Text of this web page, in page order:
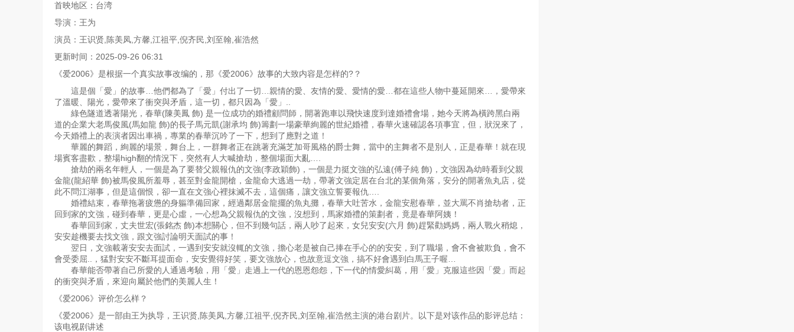
第091集
第099集 第100集
第107集 第108集 第109集 第110集 第111集 第112集 第113集 第114集
第115集 第116集 第117集 第118集 第119集 第120集 第121集 第122集
第123集 第124集 第125集 第126集 第127集 第128集 第129集 第130集
第131集 第132集 第133集 第134集 第135集 第136集 第137集 第138集
第139集 第140集 第141集 第142集 第143集 第144集 第145集
第147集 第148集 第149集 第150集 第151集 第152集 第153集 第154集
第155集 第156集 第157集
第163集 第164集 第165集 第166集 第167集 第168集 第169集 第170集
首映地区：台湾
导演：王为
演员：王识贤,陈美凤,方馨,江祖平,倪齐民,刘至翰,崔浩然
更新时间：2025-09-26 06:31
《爱2006》是根据一个真实故事改编的，那《爱2006》故事的大致内容是怎样的?？
這是個「愛」的故事…他們都為了「愛」付出了一切…親情的愛、友情的愛、愛情的愛…都在這些人物中蔓延開來…，愛帶來
了溫暖、陽光，愛帶來了衝突與矛盾，這一切，都只因為「愛」..
綠色隧道透著陽光，春華(陳美鳳 飾) 是一位成功的婚禮顧問師，開著跑車以飛快速度到達婚禮會場，她今天將為橫跨黑白兩
道的企業大老馬俊風(馬如龍 飾)的長子馬元凱(謝承均 飾)籌劃一場豪華絢麗的世紀婚禮，春華火速確認各項事宜，但，狀況來了，
今天婚禮上的表演者因出車禍，專業的春華沉吟了一下，想到了應對之道！
華麗的舞蹈，絢麗的場景，舞台上，一群舞者正在跳著充滿芝加哥風格的爵士舞，當中的主舞者不是別人，正是春華！就在現
場賓客盡歡，整場high翻的情況下，突然有人大喊搶劫，整個場面大亂….
搶劫的兩名年輕人，一個是為了要替父親報仇的文強(李政穎飾)，一個是力挺文強的弘遠(傅子純 飾)，文強因為幼時看到父親
金龍(龍紹華 飾)被馬俊風所羞辱，甚至對金龍開槍，金龍命大逃過一劫，帶著文強定居在台北的某個角落，安分的開著魚丸店，從
此不問江湖事，但是這個恨，卻一直在文強心裡抹滅不去，這個痛，讓文強立誓要報仇….
婚禮結束，春華拖著疲憊的身軀準備回家，經過鄰居金龍擺的魚丸攤，春華大吐苦水，金龍安慰春華，並大罵不肖搶劫者，正
回到家的文強，碰到春華，更是心虛，一心想為父親報仇的文強，沒想到，馬家婚禮的策劃者，竟是春華阿姨！
春華回到家，丈夫世宏(張銘杰 飾)本想關心，但不到幾句話，兩人吵了起來，女兒安安(六月 飾)趕緊勸媽媽，兩人戰火稍熄，
安安趁機要去找文強，跟文強討論明天面試的事！
翌日，文強載著安安去面試，一遇到安安就沒輒的文強，擔心老是被自己捧在手心的的安安，到了職場，會不會被欺負，會不
會受委屈..，猛對安安不斷耳提面命，安安覺得好笑，要文強放心，也故意逗文強，搞不好會遇到白馬王子喔…
春華能否帶著自己所愛的人通過考驗，用「愛」走過上一代的恩恩怨怨，下一代的情愛糾葛，用「愛」克服這些因「愛」而起
的衝突與矛盾，來迎向屬於他們的美麗人生！
《爱2006》评价怎么样？
《爱2006》是一部由王为执导，王识贤,陈美凤,方馨,江祖平,倪齐民,刘至翰,崔浩然主演的港台剧片。以下是对该作品的影评总结：
该电视剧讲述